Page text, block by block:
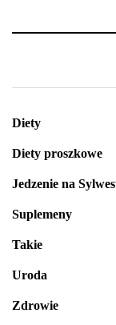
Diety
Diety proszkowe
Jedzenie na
Suplemeny
Takie
Uroda
Zdrowie